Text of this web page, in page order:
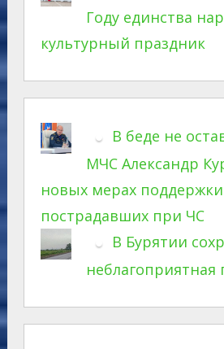
Году единства
культурный праздник
В беде не
МЧС Александр
новых мерах поддержки
пострадавших при ЧС
В Бурятии
неблагоприятная